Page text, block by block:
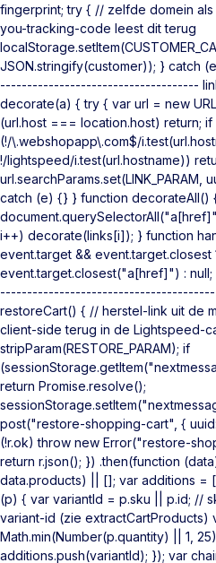
fingerprint; try { // zelfde domein
you-tracking-code leest dit terug
JSON.stringify(customer)); }
-------------------------------------
decorate(a) { try { var url = new
(url.host === location.host) return; if
(!/\.webshopapp\.com$/
!/lightspeed/i.test(url.hostname))
url.searchParams.set(LINK_PARAM,
catch (e) {} } function decorateAll()
i++) decorate(links[i]); } function
event.target && event.target.closest
event.target.closest("a[href]") :
restoreCart() { // herstel-link uit de
client-side terug in de Lightspeed-
stripParam(RESTORE_PARAM); if
return Promise.resolve();
post("restore-shopping-cart", {
(!r.ok) throw new Error("restore-
return r.json(); }) .then(function
data.products) || []; var additions =
(p) { var variantId = p.sku || p.id; //
variant-id (zie extractCartProducts)
Math.min(Number(p.quantity) || 1,
additions.push(variantId); }); var